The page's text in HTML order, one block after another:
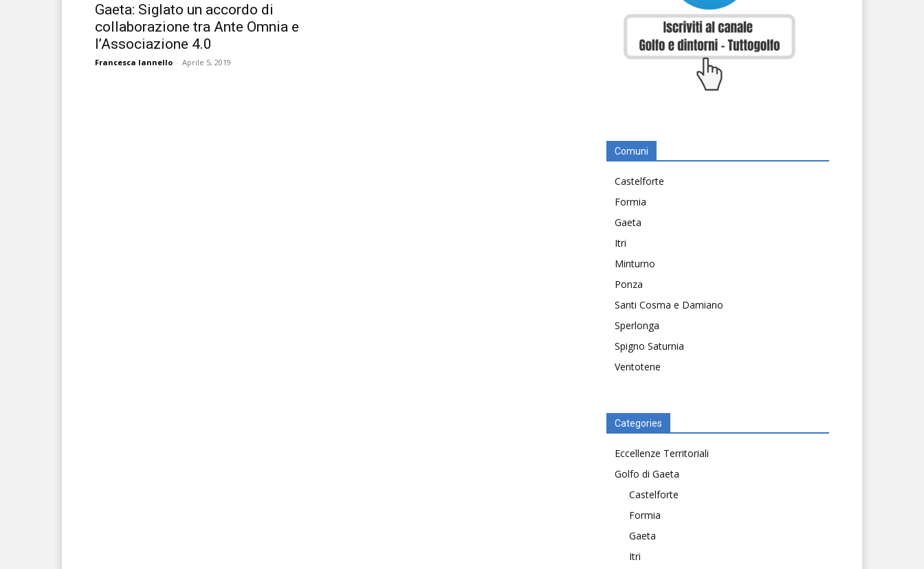
Gaeta: Siglato un accordo di
collaborazione tra Ante Omnia e
l’Associazione 4.0
Francesca Iannello - Aprile 5, 2019
Comuni
Castelforte
Formia
Gaeta
Itri
Minturno
Ponza
Santi Cosma e Damiano
Sperlonga
Spigno Saturnia
Ventotene
Categories
Eccellenze Territoriali
Golfo di Gaeta
Castelforte
Formia
Gaeta
Itri